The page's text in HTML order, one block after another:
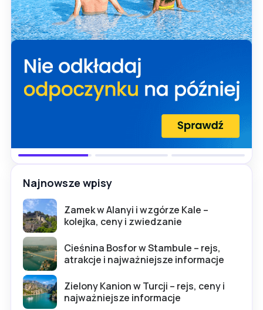
Najnowsze wpisy
Zamek w Alanyi i wzgórze Kale –
kolejka, ceny i zwiedzanie
Cieśnina Bosfor w Stambule – rejs,
atrakcje i najważniejsze informacje
Zielony Kanion w Turcji – rejs, ceny i
najważniejsze informacje